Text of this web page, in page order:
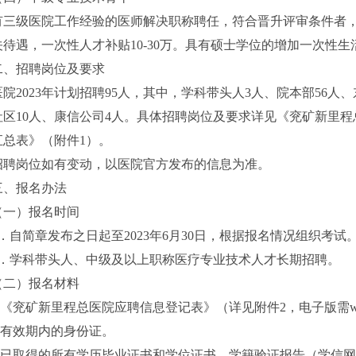
三级医院工作经验的医师解决职称聘任，符合晋升评审条件者
待遇，一次性人才补贴10-30万。具有硕士学位的增加一次性生
、招聘岗位及要求
院2023年计划招聘95人，其中，学科带头人3人、院本部56人
区10人、康信公司4人。具体招聘岗位及要求详见《兖矿新里
总表》（附件1）。
聘岗位如有变动，以医院官方发布的信息为准。
、报名办法
一）报名时间
自简章发布之日起至2023年6月30日，根据报名情况组织考试
学科带头人、中级及以上职称医疗专业技术人才长期招聘。
二）报名材料
兖矿新里程总医院应聘信息登记表》（详见附件2，电子版
效期内的身份证。